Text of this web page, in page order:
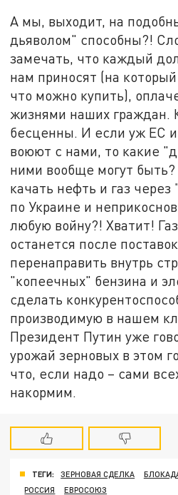
А мы, выходит, на
дьяволом" способны?!
замечать, что каждый
нам приносят (на
что можно купить),
жизнями наших граждан.
бесценны. И если уж ЕС
воюют с нами, то какие
ними вообще могут
качать нефть и газ
по Украине и
любую войну?! Хватит!
останется после
перенаправить внутрь
"копеечных" бензина и
сделать
производимую в нашем
Президент Путин уже
урожай зерновых в этом
что, если надо – сами
накормим.
ТЕГИ: ЗЕРНОВАЯ СДЕЛКА
РОССИЯ
ЕВРОСОЮЗ